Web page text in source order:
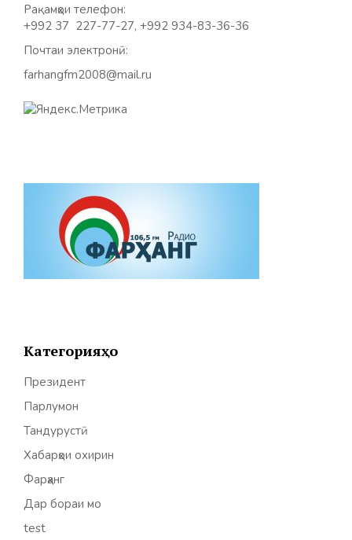
Рақамҳои телефон:
+992 37 227-77-27, +992 934-83-36-36
Почтаи электронӣ:
farhangfm2008@mail.ru
Категорияҳо
Президент
Парлумон
Тандурустӣ
Хабарҳои охирин
Фарҳанг
Дар бораи мо
test